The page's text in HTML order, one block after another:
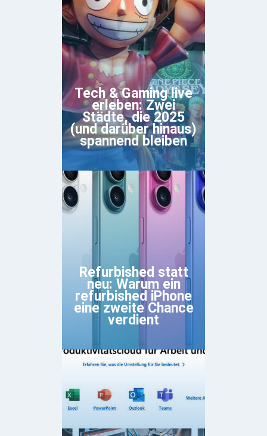
Tech & Gaming live
erleben: Zwei
Städte, die 2025
(und darüber hinaus)
spannend bleiben
Refurbished statt
neu: Warum ein
refurbished iPhone
eine zweite Chance
verdient